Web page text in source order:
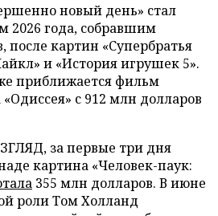
новый день» стал
2026 года, собравшим
картин «Супербратья
и «История игрушек 5».
приближается фильм
с 912 млн долларов
за первые три дня
картина «Человек-паук:
355 млн долларов. В июне
роли Том Холланд